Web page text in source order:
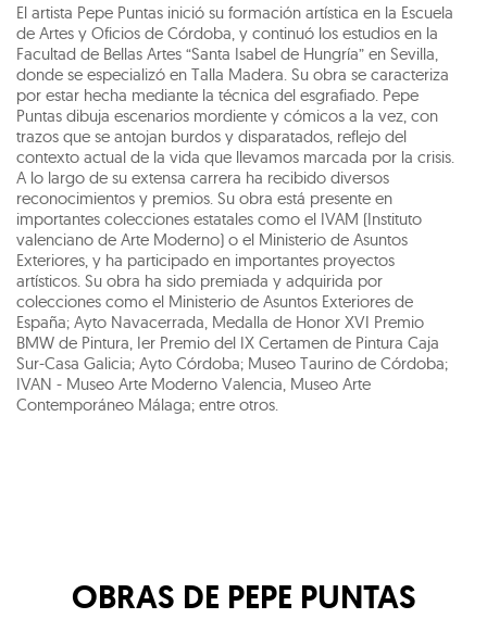
El artista Pepe Puntas inició su formación artística en la Escuela
de Artes y Oficios de Córdoba, y continuó los estudios en la
Facultad de Bellas Artes “Santa Isabel de Hungría” en Sevilla,
donde se especializó en Talla Madera. Su obra se caracteriza
por estar hecha mediante la técnica del esgrafiado. Pepe
Puntas dibuja escenarios mordiente y cómicos a la vez, con
trazos que se antojan burdos y disparatados, reflejo del
contexto actual de la vida que llevamos marcada por la crisis.
A lo largo de su extensa carrera ha recibido diversos
reconocimientos y premios. Su obra está presente en
importantes colecciones estatales como el IVAM (Instituto
valenciano de Arte Moderno) o el Ministerio de Asuntos
Exteriores, y ha participado en importantes proyectos
artísticos. Su obra ha sido premiada y adquirida por
colecciones como el Ministerio de Asuntos Exteriores de
España; Ayto Navacerrada, Medalla de Honor XVI Premio
BMW de Pintura, Ier Premio del IX Certamen de Pintura Caja
Sur-Casa Galicia; Ayto Córdoba; Museo Taurino de Córdoba;
IVAN - Museo Arte Moderno Valencia, Museo Arte
Contemporáneo Málaga; entre otros.
OBRAS DE PEPE PUNTAS